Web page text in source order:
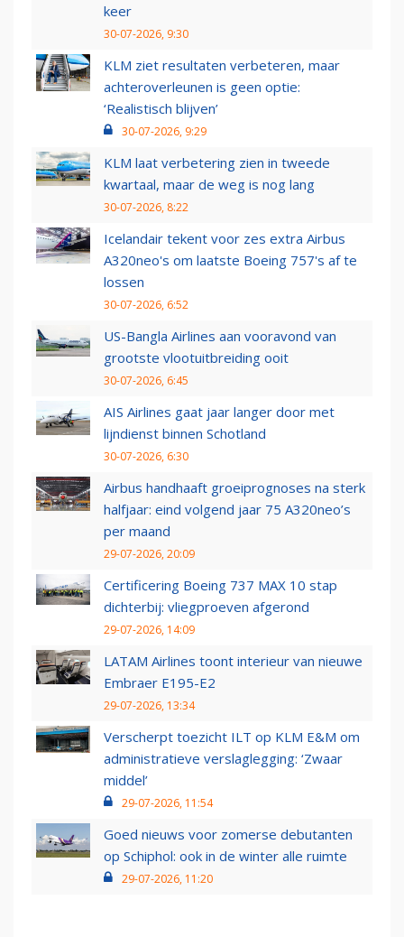
keer
30-07-2026, 9:30
KLM ziet resultaten verbeteren, maar
achteroverleunen is geen optie:
‘Realistisch blijven’
30-07-2026, 9:29
KLM laat verbetering zien in tweede
kwartaal, maar de weg is nog lang
30-07-2026, 8:22
Icelandair tekent voor zes extra Airbus
A320neo's om laatste Boeing 757's af te
lossen
30-07-2026, 6:52
US-Bangla Airlines aan vooravond van
grootste vlootuitbreiding ooit
30-07-2026, 6:45
AIS Airlines gaat jaar langer door met
lijndienst binnen Schotland
30-07-2026, 6:30
Airbus handhaaft groeiprognoses na sterk
halfjaar: eind volgend jaar 75 A320neo’s
per maand
29-07-2026, 20:09
Certificering Boeing 737 MAX 10 stap
dichterbij: vliegproeven afgerond
29-07-2026, 14:09
LATAM Airlines toont interieur van nieuwe
Embraer E195-E2
29-07-2026, 13:34
Verscherpt toezicht ILT op KLM E&M om
administratieve verslaglegging: ‘Zwaar
middel’
29-07-2026, 11:54
Goed nieuws voor zomerse debutanten
op Schiphol: ook in de winter alle ruimte
29-07-2026, 11:20